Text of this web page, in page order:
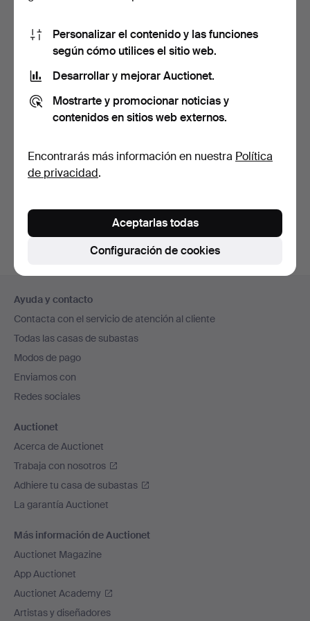
con escudo de arm…
Subastado 24 jun 2026
en
el
pie
de
página
Ayuda y contacto
Contacta con el servicio de atención al cliente
Todas las casas de subastas
Modos de pago
Enviamos con
Redes sociales
Auctionet
Acerca de Auctionet
Trabaja con nosotros
Adhiere tu casa de subastas
La garantía Auctionet
Más información de Auctionet
Auctionet Magazine
App Auctionet
Auctionet Academy
Artistas y diseñadores
Personalizar el contenido y las funciones
según cómo utilices el sitio web.
Desarrollar y mejorar Auctionet.
Mostrarte y promocionar noticias y
contenidos en sitios web externos.
Encontrarás más información en nuestra Política
de privacidad.
Configuración de cookies
Aceptarlas todas